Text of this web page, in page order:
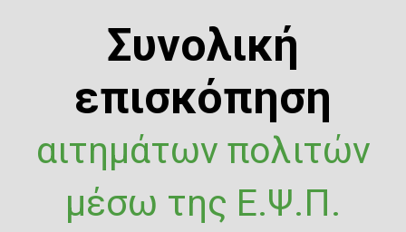
Συνολική
επισκόπηση
αιτημάτων πολιτών
μέσω της Ε.Ψ.Π.